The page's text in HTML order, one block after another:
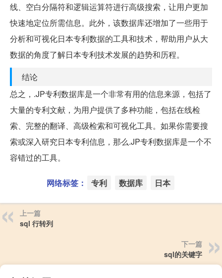
线、空白分隔符和逻辑运算符进行高级搜索，让用户更加
快速地定位所需信息。此外，该数据库还增加了一些用于
分析和可视化日本专利数据的工具和技术，帮助用户从大
数据的角度了解日本专利技术发展的趋势和历程。
结论
总之，.JP专利数据库是一个非常有用的信息来源，包括了
大量的专利文献，为用户提供了多种功能，包括在线检
索、完整的翻译、高级检索和可视化工具。如果你需要搜
索或深入研究日本专利信息，那么.JP专利数据库是一个不
容错过的工具。
网络标签： 专利 数据库 日本
上一篇
sql 行转列
下一篇
sql的关键字